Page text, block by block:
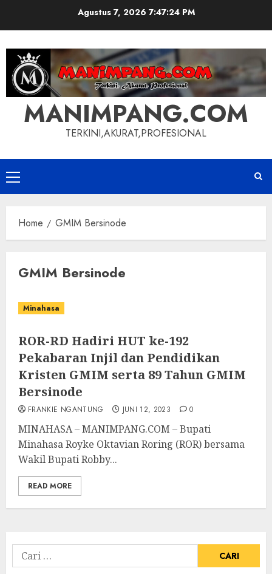
Agustus 7, 2026 7:47:24 PM
MANIMPANG.COM
TERKINI,AKURAT,PROFESIONAL
Primary
Menu
Home GMIM Bersinode
GMIM Bersinode
Minahasa
ROR-RD Hadiri HUT ke-192
Pekabaran Injil dan Pendidikan
Kristen GMIM serta 89 Tahun GMIM
Bersinode
FRANKIE NGANTUNG JUNI 12, 2023 0
MINAHASA – MANIMPANG.COM – Bupati
Minahasa Royke Oktavian Roring (ROR) bersama
Wakil Bupati Robby...
READ MORE
Cari
untuk: